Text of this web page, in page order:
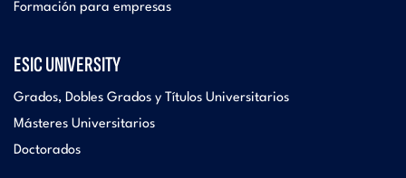
Formación para empresas
ESIC UNIVERSITY
Grados, Dobles Grados y Títulos Universitarios
Másteres Universitarios
Doctorados